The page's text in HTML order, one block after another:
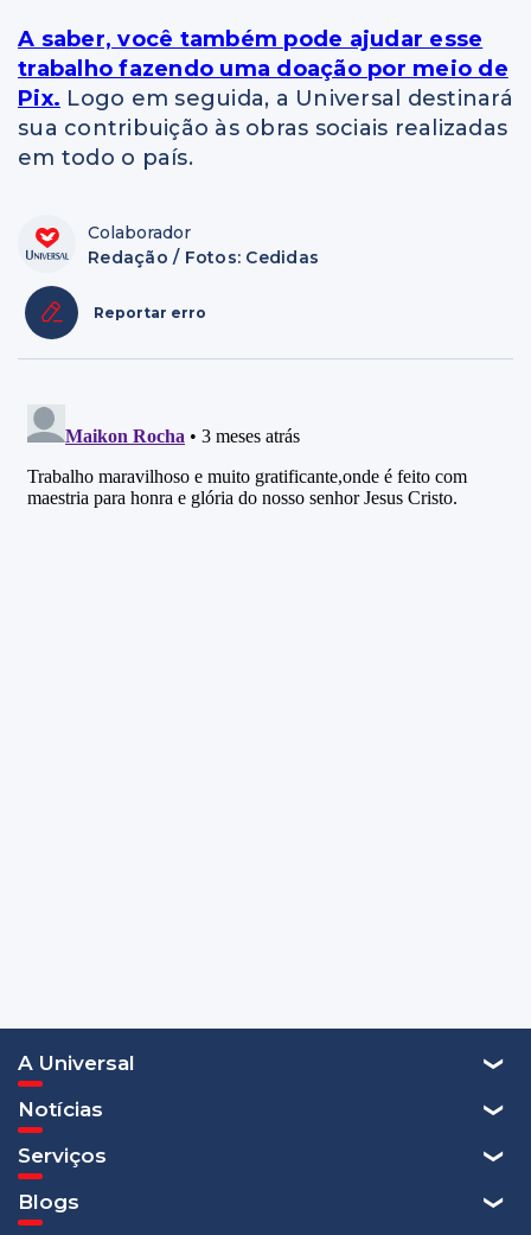
A saber, você também pode ajudar esse
trabalho fazendo uma doação por meio de
Pix. Logo em seguida, a Universal destinará
sua contribuição às obras sociais realizadas
em todo o país.
Colaborador
Redação / Fotos: Cedidas
Reportar erro
A Universal
Notícias
Serviços
Blogs